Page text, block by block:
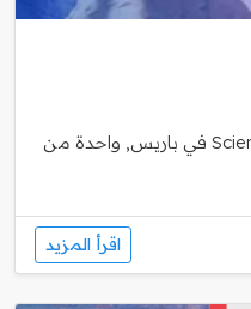
تُعد منحة إميل بوتمي – Sciences Po في باريس, واحدة من
اقرأ المزيد